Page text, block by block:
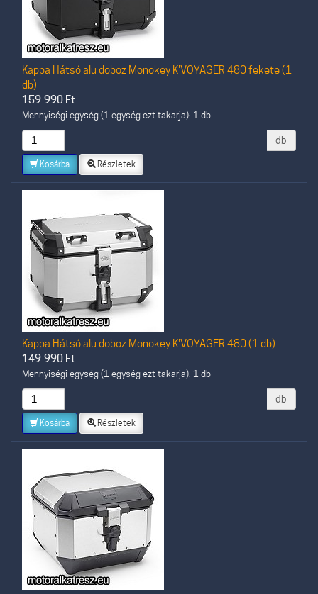
Kappa Hátsó alu doboz Monokey K'VOYAGER 480 fekete (1
db)
159.990 Ft
Mennyiségi egység (1 egység ezt takarja): 1 db
db
Kosárba Részletek
Kappa Hátsó alu doboz Monokey K'VOYAGER 480 (1 db)
149.990 Ft
Mennyiségi egység (1 egység ezt takarja): 1 db
db
Kosárba Részletek